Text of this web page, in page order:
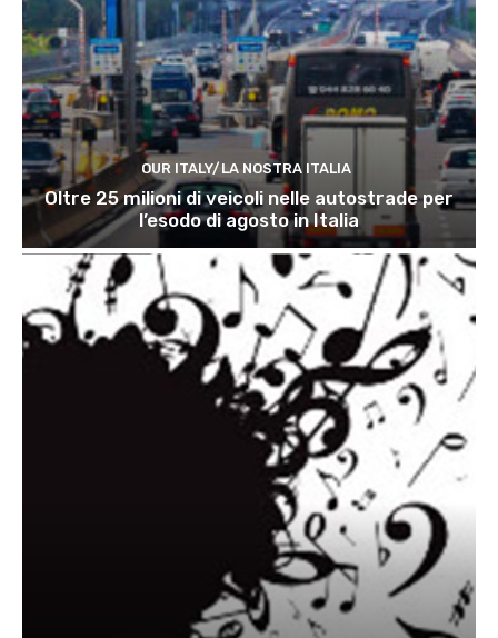
OUR ITALY/LA NOSTRA ITALIA
Oltre 25 milioni di veicoli nelle autostrade per
l’esodo di agosto in Italia